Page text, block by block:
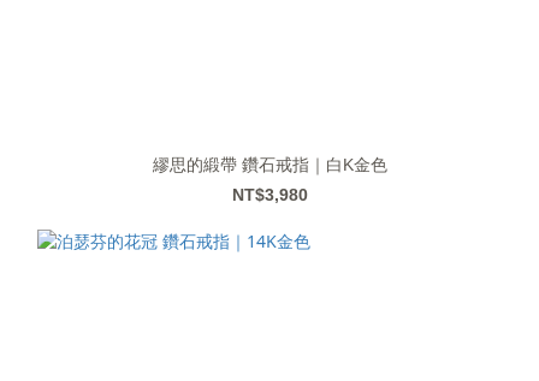
繆思的緞帶 鑽石戒指｜白K金色
NT$3,980